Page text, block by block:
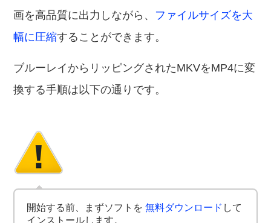
画を高品質に出力しながら、 ファイルサイズを大
幅に圧縮することができます。
ブルーレイからリッピングされたMKVをMP4に変
換する手順は以下の通りです。
開始する前、まずソフトを無料ダウンロード して
インストールします。